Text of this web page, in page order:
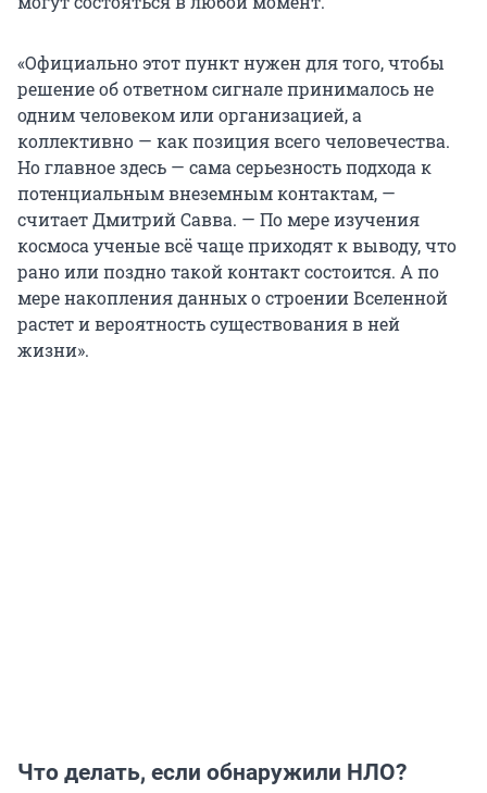
«Официально этот пункт нужен для того, чтобы
решение об ответном сигнале принималось не
одним человеком или организацией, а
коллективно — как позиция всего человечества.
Но главное здесь — сама серьезность подхода к
потенциальным внеземным контактам, —
считает Дмитрий Савва. — По мере изучения
космоса ученые всё чаще приходят к выводу, что
рано или поздно такой контакт состоится. А по
мере накопления данных о строении Вселенной
растет и вероятность существования в ней
жизни».
Что делать, если обнаружили НЛО?